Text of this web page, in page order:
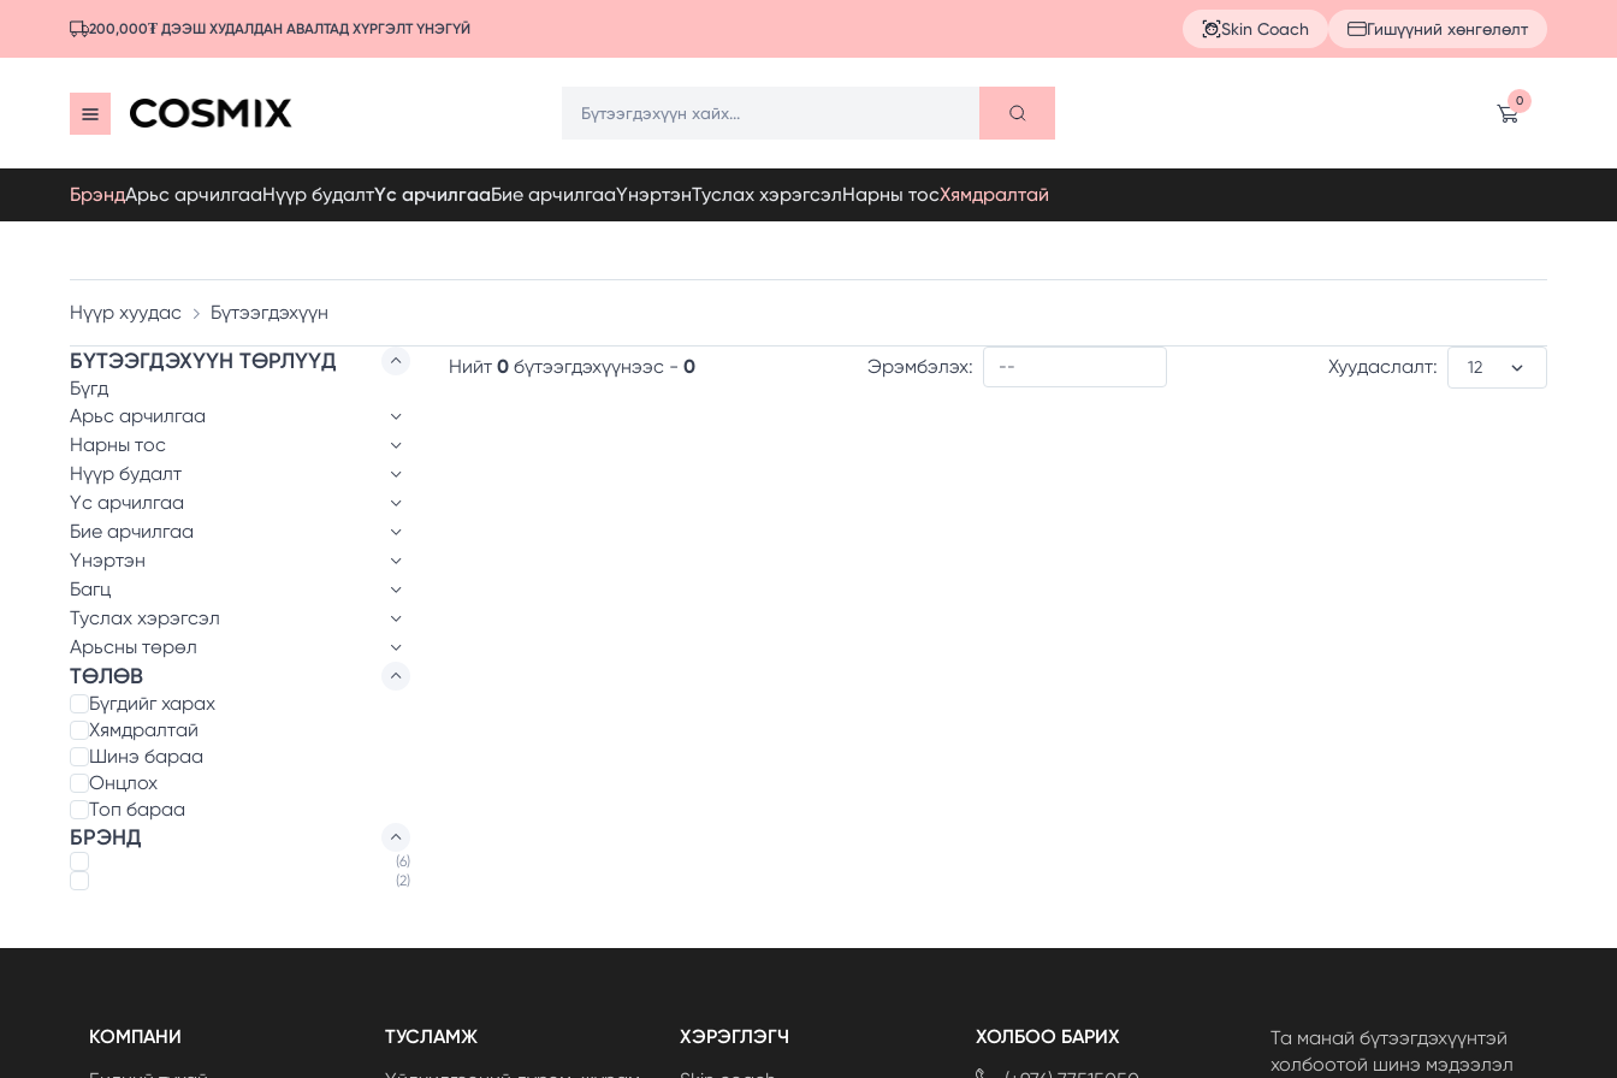
200,000₮ ДЭЭШ ХУДАЛДАН АВАЛТАД ХҮРГЭЛТ ҮНЭГҮЙ Skin Coach Гишүүний хөнгөлөлт
0
БрэндАрьс арчилгааНүүр будалтҮс арчилгааБие арчилгааҮнэртэнТуслах хэрэгсэлНарны тосХямдралтай
Нүүр хуудас Бүтээгдэхүүн
БҮТЭЭГДЭХҮҮН ТӨРЛҮҮД
Бүгд
Арьс арчилгаа
Нарны тос
Нүүр будалт
Үс арчилгаа
Бие арчилгаа
Үнэртэн
Багц
Туслах хэрэгсэл
Арьсны төрөл
ТӨЛӨВ
Бүгдийг харах
Хямдралтай
Шинэ бараа
Онцлох
Топ бараа
БРЭНД
(6)
(2)
Нийт 0 бүтээгдэхүүнээс - 0 Эрэмбэлэх: Хуудаслалт:
КОМПАНИ
ТУСЛАМЖ
ХЭРЭГЛЭГЧ
ХОЛБОО БАРИХ
Та манай бүтээгдэхүүнтэй
холбоотой шинэ мэдээлэл